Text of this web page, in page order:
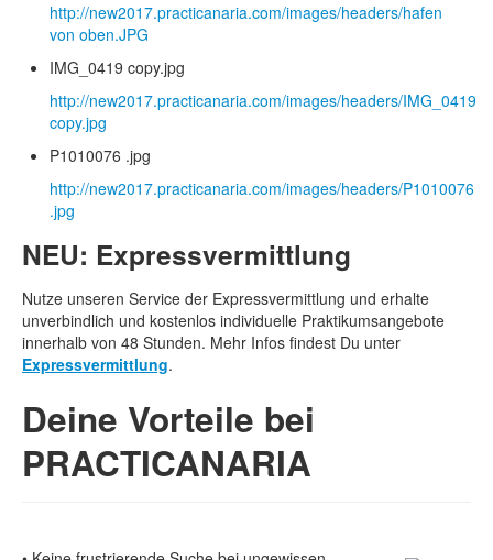
http://new2017.practicanaria.com/images/headers/hafen
von oben.JPG
IMG_0419 copy.jpg
http://new2017.practicanaria.com/images/headers/IMG_0419
copy.jpg
P1010076 .jpg
http://new2017.practicanaria.com/images/headers/P1010076
.jpg
NEU: Expressvermittlung
Nutze unseren Service der Expressvermittlung und erhalte
unverbindlich und kostenlos individuelle Praktikumsangebote
innerhalb von 48 Stunden. Mehr Infos findest Du unter
Expressvermittlung.
Deine Vorteile bei
PRACTICANARIA